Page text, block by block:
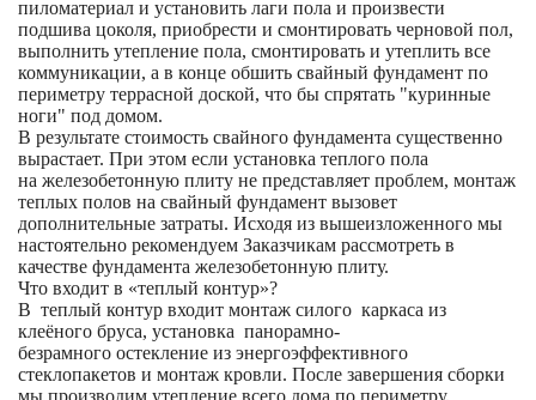
пиломатериал и установить лаги пола и произвести
подшива цоколя, приобрести и смонтировать черновой пол,
выполнить утепление пола, смонтировать и утеплить все
коммуникации, а в конце обшить свайный фундамент по
периметру террасной доской, что бы спрятать "куринные
ноги" под домом.
В результате стоимость свайного фундамента существенно
вырастает. При этом если установка теплого пола
на железобетонную плиту не представляет проблем, монтаж
теплых полов на свайный фундамент вызовет
дополнительные затраты. Исходя из вышеизложенного мы
настоятельно рекомендуем Заказчикам рассмотреть в
качестве фундамента железобетонную плиту.
Что входит в «теплый контур»?
В теплый контур входит монтаж силого каркаса из
клеёного бруса, установка панорамно-
безрамного остекление из энергоэффективного
стеклопакетов и монтаж кровли. После завершения сборки
мы производим утепление всего дома по периметру,